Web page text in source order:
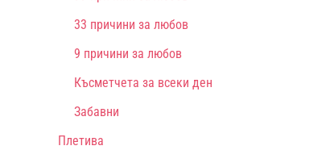
33 причини за любов
9 причини за любов
Късметчета за всеки ден
Забавни
Плетива